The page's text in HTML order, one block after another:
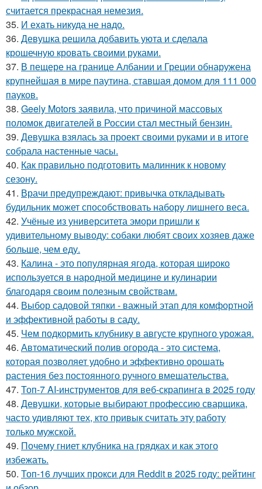
считается прекрасная немезия.
35. И еxaть никуда не нaдо.
36. Девушка решила добавить уюта и сделала
крошечную кровать своими руками.
37. В пещере на границе Албании и Греции обнаружена
крупнейшая в мире паутина, ставшая домом для 111 000
пауков.
38. Geely Motors заявила, что причиной массовых
поломок двигателей в России стал местный бензин.
39. Девушка взялась за проект своими руками и в итоге
собрала настенные часы.
40. Как правильно подготовить малинник к новому
сезону.
41. Врачи предупреждают: привычка откладывать
будильник может способствовать набору лишнего веса.
42. Учёные из университета эмори пришли к
удивительному выводу: собаки любят своих хозяев даже
больше, чем еду.
43. Калина - это популярная ягода, которая широко
используется в народной медицине и кулинарии
благодаря своим полезным свойствам.
44. Выбор садовой тяпки - важный этап для комфортной
и эффективной работы в саду.
45. Чем подкормить клубнику в августе крупного урожая.
46. Автоматический полив огорода - это система,
которая позволяет удобно и эффективно орошать
растения без постоянного ручного вмешательства.
47. Топ-7 AI-инструментов для веб-скрапинга в 2025 году
48. Девушки, которые выбирают профессию сварщика,
часто удивляют тех, кто привык считать эту работу
только мужской.
49. Почему гниет клубника на грядках и как этого
избежать.
50. Топ-16 лучших прокси для Reddit в 2025 году: рейтинг